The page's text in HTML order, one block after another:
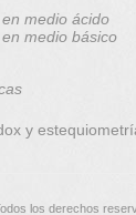
medio ácido
medio básico
y
los derechos